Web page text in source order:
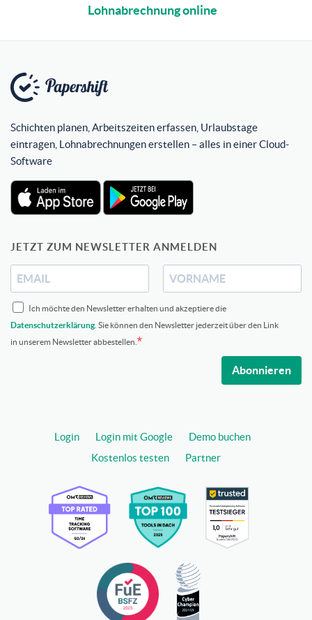
Lohnabrechnung online
Schichten planen, Arbeitszeiten erfassen, Urlaubstage
eintragen, Lohnabrechnungen erstellen – alles in einer Cloud-
Software
JETZT ZUM NEWSLETTER ANMELDEN
Ich möchte den Newsletter erhalten und akzeptiere die
Datenschutzerklärung . Sie können den Newsletter jederzeit über den Link
in unserem Newsletter abbestellen.
Abonnieren
Login Login mit Google
Demo buchen
Kostenlos testen
Partner